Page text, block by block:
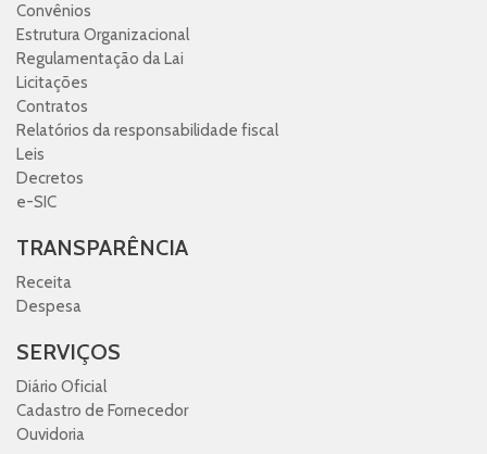
Convênios
Estrutura Organizacional
Regulamentação da Lai
Licitações
Contratos
Relatórios da responsabilidade fiscal
Leis
Decretos
e-SIC
TRANSPARÊNCIA
Receita
Despesa
SERVIÇOS
Diário Oficial
Cadastro de Fornecedor
Ouvidoria